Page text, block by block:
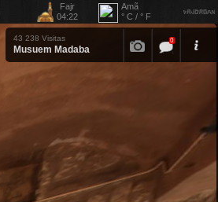
43 238 Visitas
Musuem Madaba
0
Amã
° C / ° F
Fajr
04:22